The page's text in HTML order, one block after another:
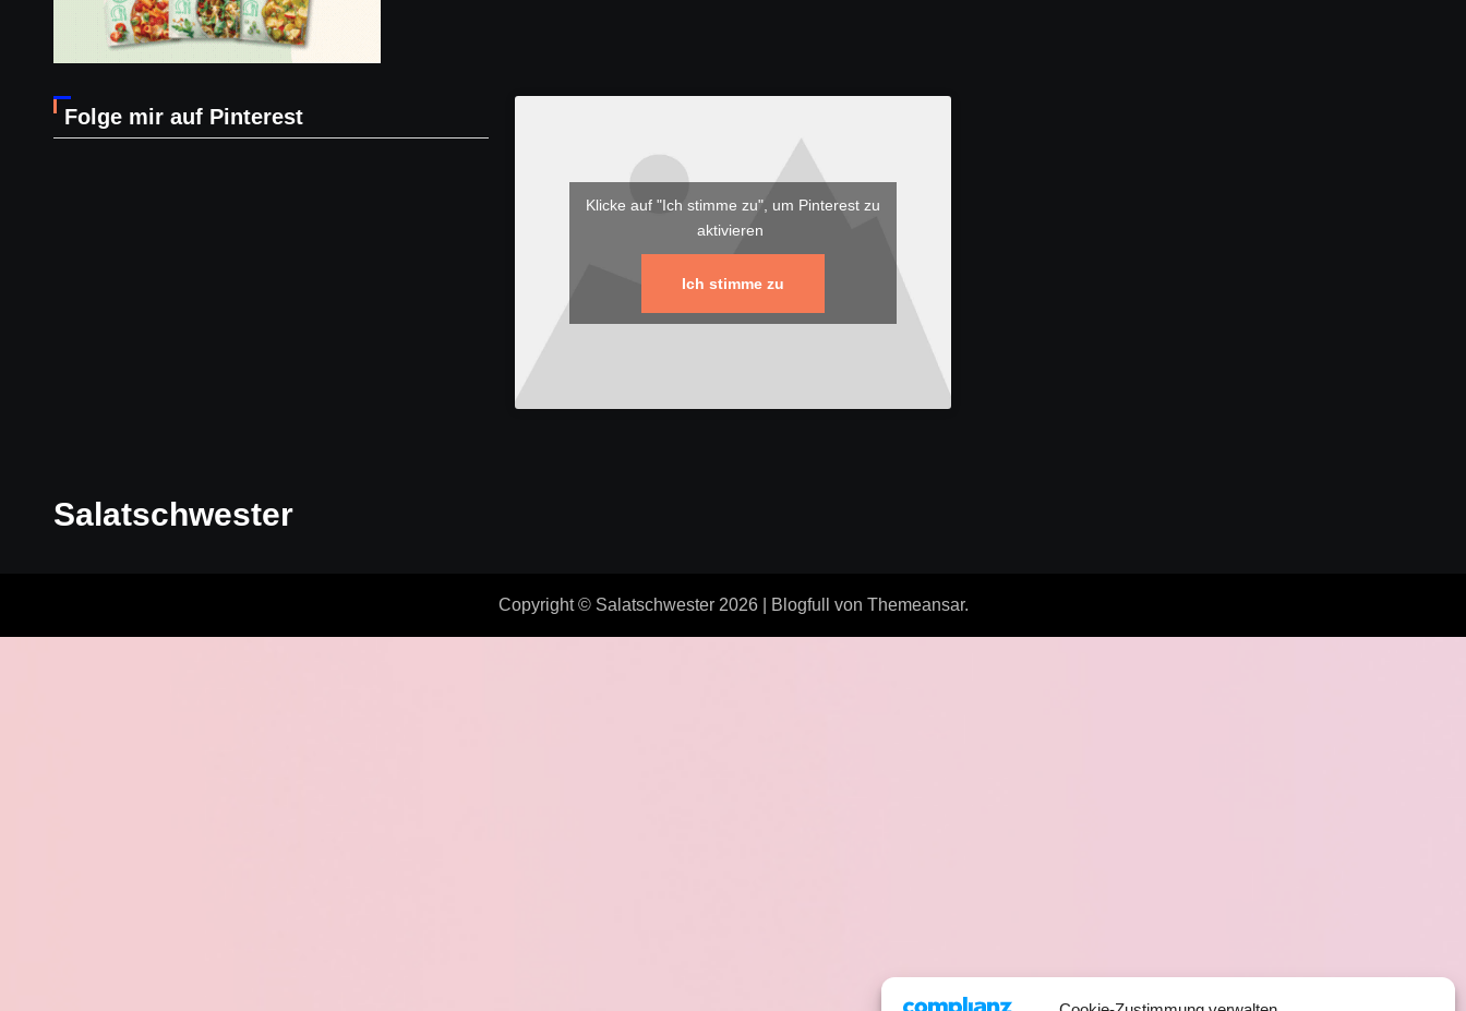
Folge mir auf Pinterest
Klicke auf "Ich stimme zu", um Pinterest zu
aktivieren
Ich stimme zu
Salatschwester
Copyright © Salatschwester 2026 Blogfull von Themeansar.